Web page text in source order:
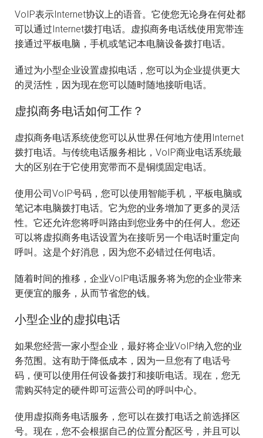
VoIP表示Internet协议上的语音。它使您无论身在何处都
可以通过Internet拨打电话。虚拟商务电话线使用宽带连
接通过平板电脑，手机或笔记本电脑设备拨打电话。
通过为小型企业设置虚拟电话，您可以为企业提供更大
的灵活性，因为现在您可以随时随地接听电话。
虚拟商务电话如何工作？
虚拟商务电话系统使您可以从世界任何地方使用Internet
拨打电话。与传统电话服务相比，VoIP商业电话系统最
大的区别在于它使用宽带而不是铜缆固定电话。
使用公司VoIP号码，您可以使用智能手机，平板电脑或
笔记本电脑拨打电话。它为您的业务增加了更多的灵活
性。它还允许您将呼叫路由到您业务中的任何人。您还
可以将虚拟商务电话设置为在接听另一个电话时重定向
呼叫。这是个好消息，因为您不必错过任何电话。
随着时间的推移，企业VoIP电话服务将为您的企业带来
更便宜的服务，从而节省您的钱。
小型企业的虚拟电话
如果您经营一家小型企业，最好将企业VoIP纳入您的业
务范围。这有助于降低成本，因为一旦您有了电话号
码，便可以使用任何设备拨打和接听电话。现在，您无
需购买特定的硬件即可运营公司的呼叫中心。
使用虚拟商务电话服务，您可以在拨打电话之前选择区
号。现在，您不会根据自己的位置分配区号，并且可以